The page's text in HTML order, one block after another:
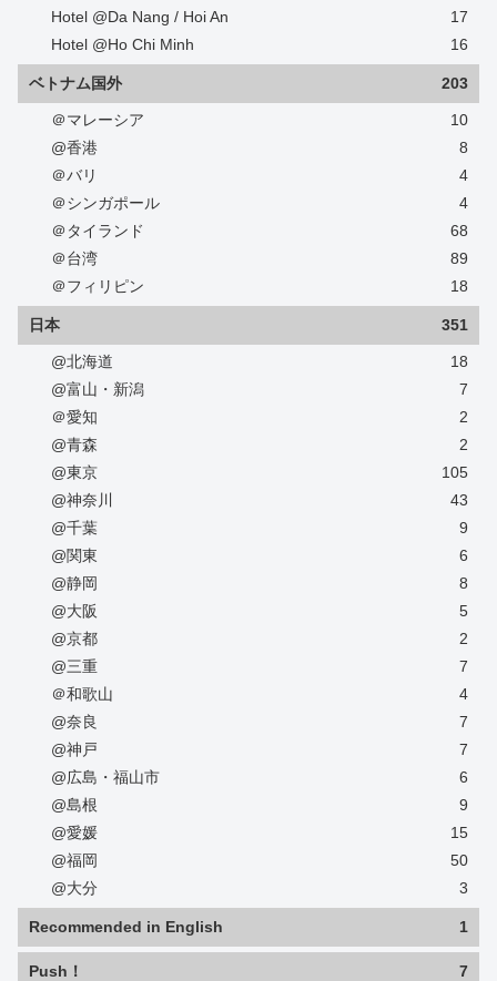
Hotel @Da Nang / Hoi An
17
Hotel @Ho Chi Minh
16
ベトナム国外 203
＠マレーシア
10
@香港
8
＠バリ
4
＠シンガポール
4
＠タイランド
68
＠台湾
89
＠フィリピン
18
日本 351
@北海道
18
@富山・新潟
7
＠愛知
2
@青森
2
@東京
105
@神奈川
43
@千葉
9
@関東
6
@静岡
8
@大阪
5
@京都
2
@三重
7
＠和歌山
4
@奈良
7
@神戸
7
@広島・福山市
6
@島根
9
@愛媛
15
@福岡
50
@大分
3
Recommended in English 1
Push！ 7